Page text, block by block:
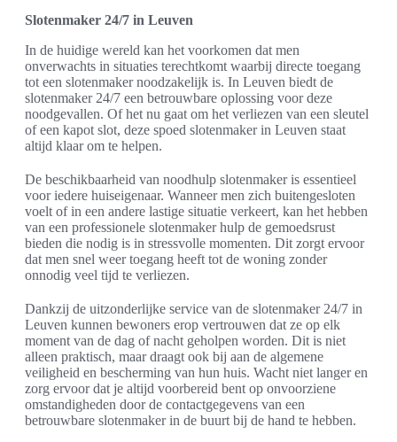
Slotenmaker 24/7 in Leuven
In de huidige wereld kan het voorkomen dat men
onverwachts in situaties terechtkomt waarbij directe toegang
tot een slotenmaker noodzakelijk is. In Leuven biedt de
slotenmaker 24/7 een betrouwbare oplossing voor deze
noodgevallen. Of het nu gaat om het verliezen van een sleutel
of een kapot slot, deze spoed slotenmaker in Leuven staat
altijd klaar om te helpen.
De beschikbaarheid van noodhulp slotenmaker is essentieel
voor iedere huiseigenaar. Wanneer men zich buitengesloten
voelt of in een andere lastige situatie verkeert, kan het hebben
van een professionele slotenmaker hulp de gemoedsrust
bieden die nodig is in stressvolle momenten. Dit zorgt ervoor
dat men snel weer toegang heeft tot de woning zonder
onnodig veel tijd te verliezen.
Dankzij de uitzonderlijke service van de slotenmaker 24/7 in
Leuven kunnen bewoners erop vertrouwen dat ze op elk
moment van de dag of nacht geholpen worden. Dit is niet
alleen praktisch, maar draagt ook bij aan de algemene
veiligheid en bescherming van hun huis. Wacht niet langer en
zorg ervoor dat je altijd voorbereid bent op onvoorziene
omstandigheden door de contactgegevens van een
betrouwbare slotenmaker in de buurt bij de hand te hebben.